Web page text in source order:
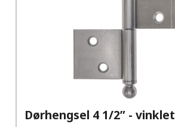
Dørhengsel 4 1/2” - vinklet